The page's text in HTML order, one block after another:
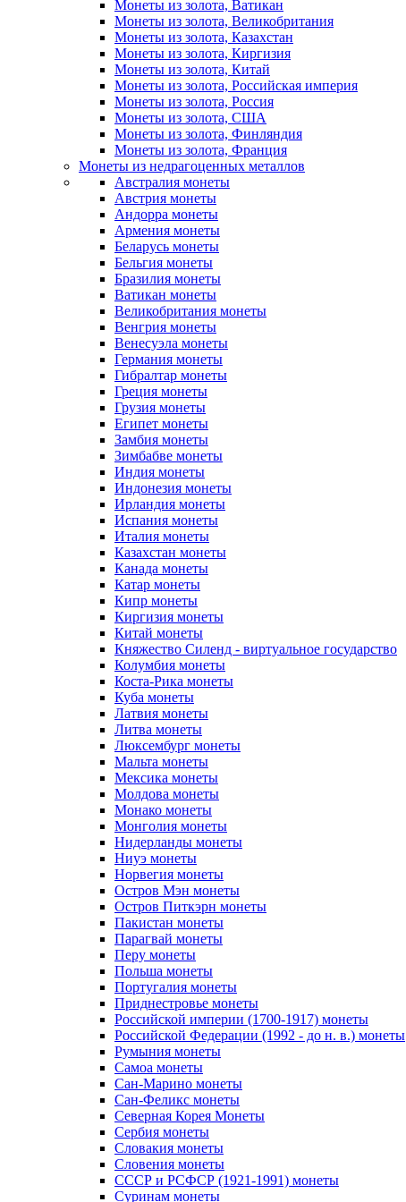
Монеты из золота, Ватикан
Монеты из золота, Великобритания
Монеты из золота, Казахстан
Монеты из золота, Киргизия
Монеты из золота, Китай
Монеты из золота, Российская империя
Монеты из золота, Россия
Монеты из золота, США
Монеты из золота, Финляндия
Монеты из золота, Франция
Монеты из недрагоценных металлов
Австралия монеты
Австрия монеты
Андорра монеты
Армения монеты
Беларусь монеты
Бельгия монеты
Бразилия монеты
Ватикан монеты
Великобритания монеты
Венгрия монеты
Венесуэла монеты
Германия монеты
Гибралтар монеты
Греция монеты
Грузия монеты
Египет монеты
Замбия монеты
Зимбабве монеты
Индия монеты
Индонезия монеты
Ирландия монеты
Испания монеты
Италия монеты
Казахстан монеты
Канада монеты
Катар монеты
Кипр монеты
Киргизия монеты
Китай монеты
Княжество Силенд - виртуальное государство
Колумбия монеты
Коста-Рика монеты
Куба монеты
Латвия монеты
Литва монеты
Люксембург монеты
Мальта монеты
Мексика монеты
Молдова монеты
Монако монеты
Монголия монеты
Нидерланды монеты
Ниуэ монеты
Норвегия монеты
Остров Мэн монеты
Остров Питкэрн монеты
Пакистан монеты
Парагвай монеты
Перу монеты
Польша монеты
Португалия монеты
Приднестровье монеты
Российской империи (1700-1917) монеты
Российской Федерации (1992 - до н. в.) монеты
Румыния монеты
Самоа монеты
Сан-Марино монеты
Сан-Феликс монеты
Северная Корея Монеты
Сербия монеты
Словакия монеты
Словения монеты
СССР и РСФСР (1921-1991) монеты
Суринам монеты